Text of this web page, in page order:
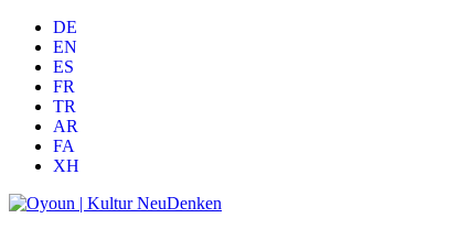
DE
EN
ES
FR
TR
AR
FA
XH